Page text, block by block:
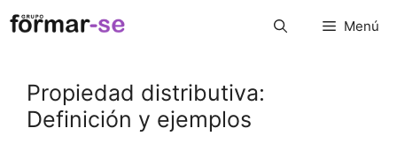
Saltar
al
Menú
Propiedad distributiva:
Definición y ejemplos